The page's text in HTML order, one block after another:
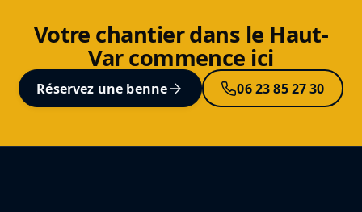
Votre chantier dans le Haut-
Var commence ici
Réservez une benne 06 23 85 27 30